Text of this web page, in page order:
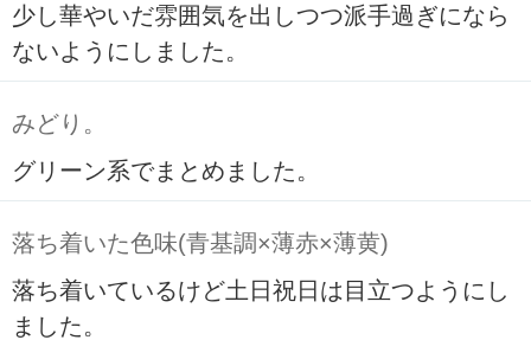
少し華やいだ雰囲気を出しつつ派手過ぎになら
ないようにしました。
みどり。
グリーン系でまとめました。
落ち着いた色味(青基調×薄赤×薄黄)
落ち着いているけど土日祝日は目立つようにし
ました。